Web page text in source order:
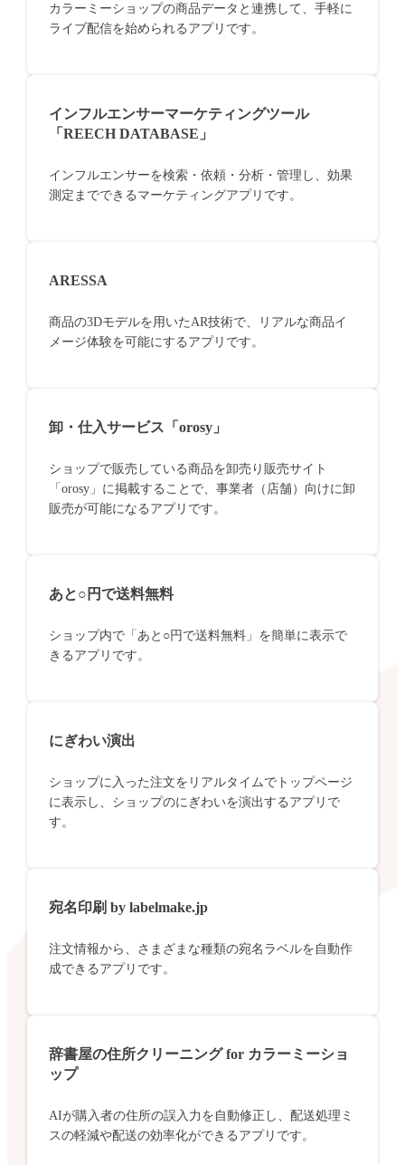
カラーミーショップの商品データと連携して、手軽に
ライブ配信を始められるアプリです。
インフルエンサーマーケティングツール
「REECH DATABASE」
インフルエンサーを検索・依頼・分析・管理し、効果
測定までできるマーケティングアプリです。
ARESSA
商品の3Dモデルを用いたAR技術で、リアルな商品イ
メージ体験を可能にするアプリです。
卸・仕入サービス「orosy」
ショップで販売している商品を卸売り販売サイト
「orosy」に掲載することで、事業者（店舗）向けに卸
販売が可能になるアプリです。
あと○円で送料無料
ショップ内で「あと○円で送料無料」を簡単に表示で
きるアプリです。
にぎわい演出
ショップに入った注文をリアルタイムでトップページ
に表示し、ショップのにぎわいを演出するアプリで
す。
宛名印刷 by labelmake.jp
注文情報から、さまざまな種類の宛名ラベルを自動作
成できるアプリです。
辞書屋の住所クリーニング for カラーミーショ
ップ
AIが購入者の住所の誤入力を自動修正し、配送処理ミ
スの軽減や配送の効率化ができるアプリです。